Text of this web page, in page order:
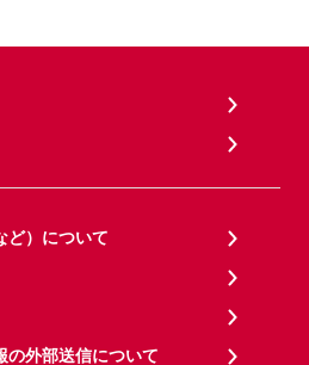
ど）について
の外部送信について